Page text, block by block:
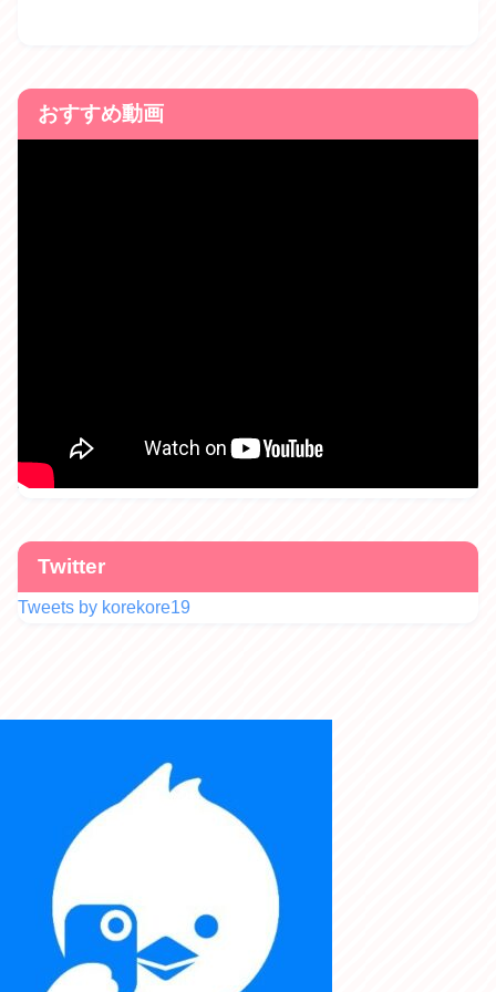
おすすめ動画
Twitter
Tweets by korekore19